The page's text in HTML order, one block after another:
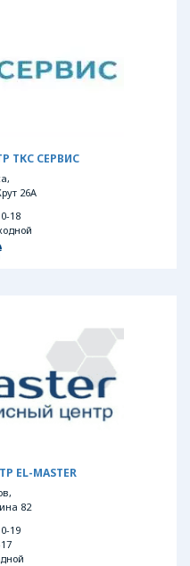
ТКС СЕРВИС
26А
18
EL-MASTER
82
19